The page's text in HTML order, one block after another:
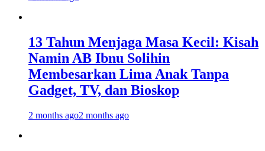
13 Tahun Menjaga Masa Kecil: Kisah
Namin AB Ibnu Solihin
Membesarkan Lima Anak Tanpa
Gadget, TV, dan Bioskop
2 months ago2 months ago